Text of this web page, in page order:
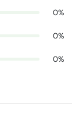
0%
0%
0%